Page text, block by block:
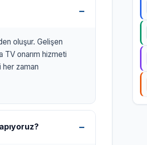
oluşur. Gelişen
onarım hizmeti
zaman